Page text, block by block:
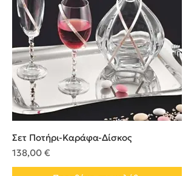
Σετ Ποτήρι-Καράφα-Δίσκος
Τιμή
138,00 €